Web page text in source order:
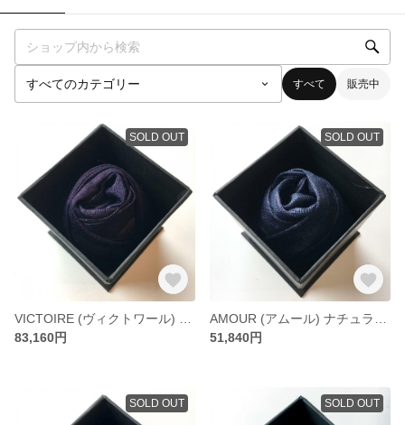
すべて 販売中
SOLD OUT
83,160円
SOLD OUT
51,840円
SOLD OUT SOLD OUT